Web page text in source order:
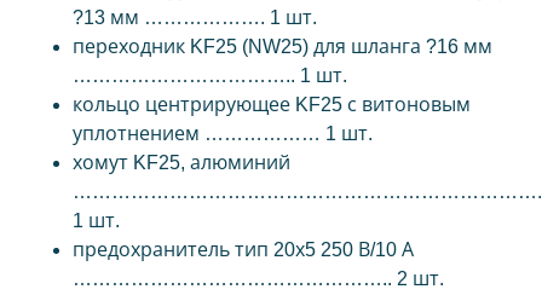
?13 мм ………………. 1 шт.
переходник KF25 (NW25) для шланга ?16 мм
…………………………….. 1 шт.
кольцо центрирующее KF25 с витоновым
уплотнением ……………… 1 шт.
хомут KF25, алюминий
……………………………………………………………….
1 шт.
предохранитель тип 20х5 250 В/10 А
………………………………………….. 2 шт.